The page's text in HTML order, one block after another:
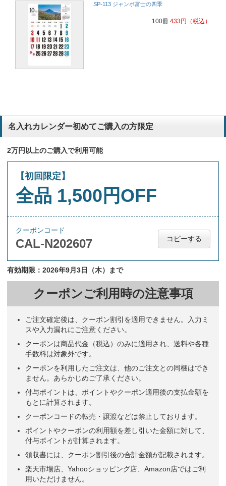
SP-113 ジャンボ富士の四季
100冊 433円 （税込）
名入れカレンダー初めてご購入の方限定
2万円以上のご購入で利用可能
【初回限定】
全品 1,500円OFF
クーポンコード
CAL-N202607 コピーする
有効期限：2026年9月3日（木）まで
クーポンご利用時の注意事項
ご注文確定後は、クーポン割引を適用できません。入力ミ
スや入力漏れにご注意ください。
クーポンは商品代金（税込）のみに適用され、送料や各種
手数料は対象外です。
クーポンを利用したご注文は、他のご注文との同梱はでき
ません。あらかじめご了承ください。
付与ポイントは、ポイントやクーポン適用後の支払金額を
もとに計算されます。
クーポンコードの転売・譲渡などは禁止しております。
ポイントやクーポンの利用額を差し引いた金額に対して、
付与ポイントが計算されます。
領収書には、クーポン割引後の合計金額が記載されます。
楽天市場店、Yahooショッピング店、Amazon店ではご利
用いただけません。